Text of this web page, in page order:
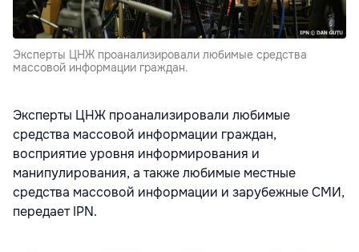
Эксперты ЦНЖ проанализировали любимые средства
массовой информации граждан.
Эксперты ЦНЖ проанализировали любимые
средства массовой информации граждан,
восприятие уровня информирования и
манипулирования, а также любимые местные
средства массовой информации и зарубежные СМИ,
передает IPN.